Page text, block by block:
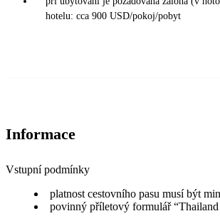
hotelu: cca 900 USD/pokoj/pobyt
Informace
Vstupní podmínky
platnost cestovního pasu musí být
povinný příletový formulář